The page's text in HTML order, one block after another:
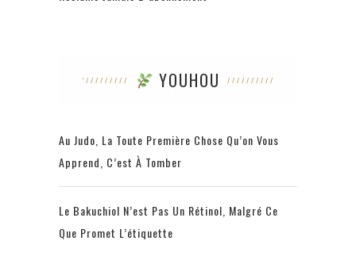
YOUHOU
Au Judo, La Toute Première Chose Qu’on Vous
Apprend, C’est À Tomber
Le Bakuchiol N’est Pas Un Rétinol, Malgré Ce
Que Promet L’étiquette